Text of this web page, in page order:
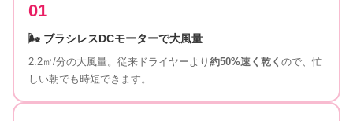
01
🌬️ ブラシレスDCモーターで大風量
2.2㎥/分の大風量。従来ドライヤーより 約50%速く乾く ので、忙
しい朝でも時短できます。